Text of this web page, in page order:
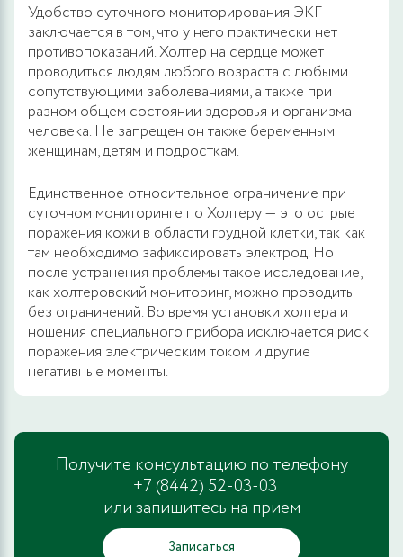
Удобство суточного мониторирования ЭКГ
заключается в том, что у него практически нет
противопоказаний. Холтер на сердце может
проводиться людям любого возраста с любыми
сопутствующими заболеваниями, а также при
разном общем состоянии здоровья и организма
человека. Не запрещен он также беременным
женщинам, детям и подросткам.
Единственное относительное ограничение при
суточном мониторинге по Холтеру — это острые
поражения кожи в области грудной клетки, так как
там необходимо зафиксировать электрод. Но
после устранения проблемы такое исследование,
как холтеровский мониторинг, можно проводить
без ограничений. Во время установки холтера и
ношения специального прибора исключается риск
поражения электрическим током и другие
негативные моменты.
Получите консультацию по телефону
+7 (8442) 52-03-03
или запишитесь на прием
Записаться